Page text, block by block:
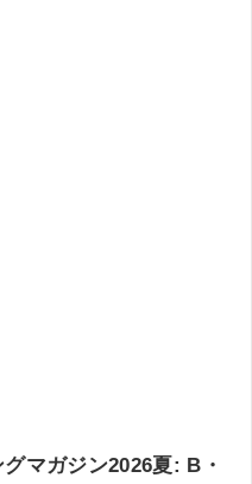
マガジン2026夏: B・